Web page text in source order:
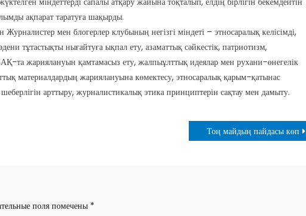
ақпарат таратуға шақырды.
мен блогерлер клубының негізгі міндеті – этносаралық келісімді,
тұтастықты нығайтуға ықпал ету, азаматтық сәйкестік, патриотизм,
та жариялануын қамтамасыз ету, жалпыұлттық идеялар мен рухани-өнегелік
материалдардың жариялануына көмектесу, этносаралық қарым-қатынас
арттыру, журналистикалық этика принциптерін сақтау мен дамыту.
Тоң майдың пайдасы көп
поля помечены *